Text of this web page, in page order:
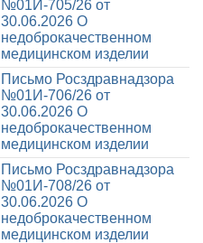
№01И-705/26 от
30.06.2026 О
недоброкачественном
медицинском изделии
Письмо Росздравнадзора
№01И-706/26 от
30.06.2026 О
недоброкачественном
медицинском изделии
Письмо Росздравнадзора
№01И-708/26 от
30.06.2026 О
недоброкачественном
медицинском изделии